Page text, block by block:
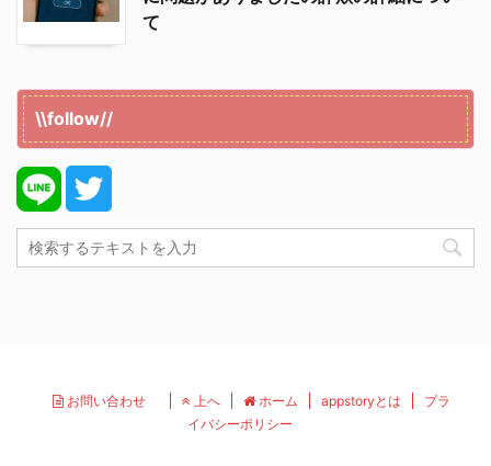
て
\\follow//
お問い合わせ 上へ ホーム appstoryとは
プラ
イバシーポリシー